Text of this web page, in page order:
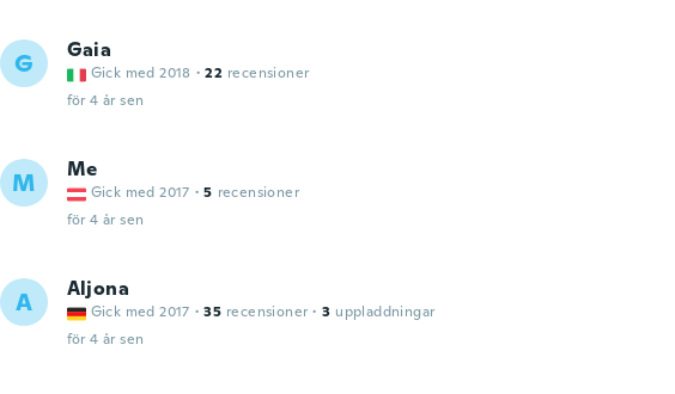
G Gaia
Gick med 2018 · 22 recensioner
för 4 år sen
M Me
Gick med 2017 · 5 recensioner
för 4 år sen
A Aljona
Gick med 2017 · 35 recensioner · 3 uppladdningar
för 4 år sen